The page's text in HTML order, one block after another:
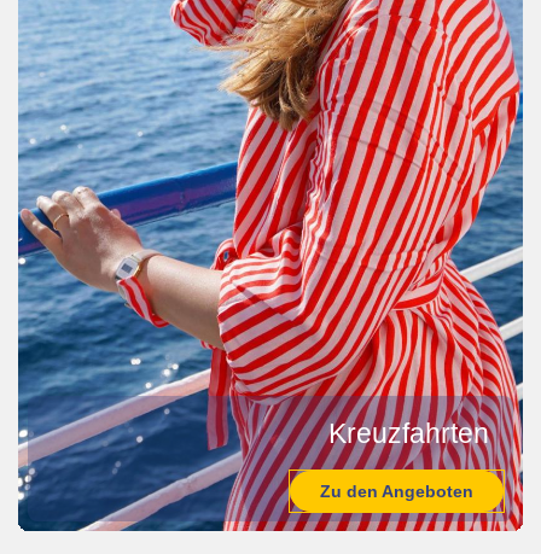
Kreuzfahrten
Zu den Angeboten